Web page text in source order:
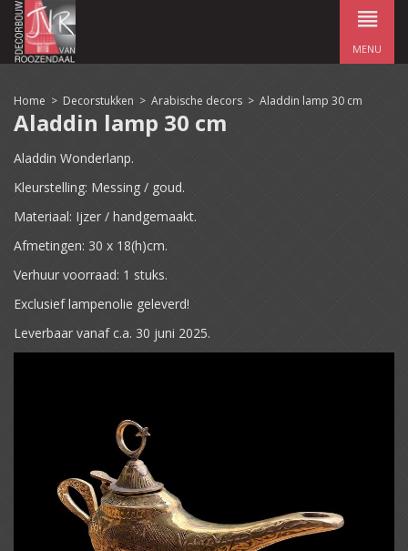
MENU
Home > Decorstukken > Arabische decors > Aladdin lamp 30 cm
Aladdin lamp 30 cm
Aladdin Wonderlanp.
Kleurstelling: Messing / goud.
Materiaal: Ijzer / handgemaakt.
Afmetingen: 30 x 18(h)cm.
Verhuur voorraad: 1 stuks.
Exclusief lampenolie geleverd!
Leverbaar vanaf c.a. 30 juni 2025.